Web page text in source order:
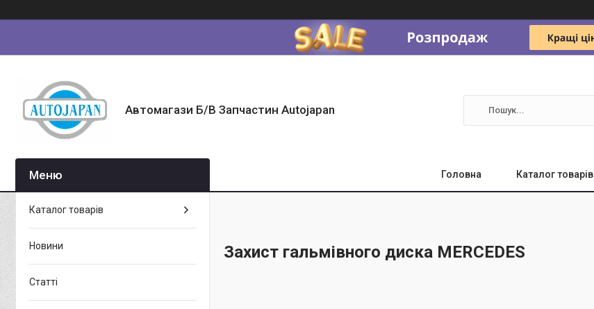
Автомагази Б/В Запчастин Autojapan
Головна Каталог товарів
Захист гальмівного диска MERCEDES
Каталог товарів
Новини
Статті